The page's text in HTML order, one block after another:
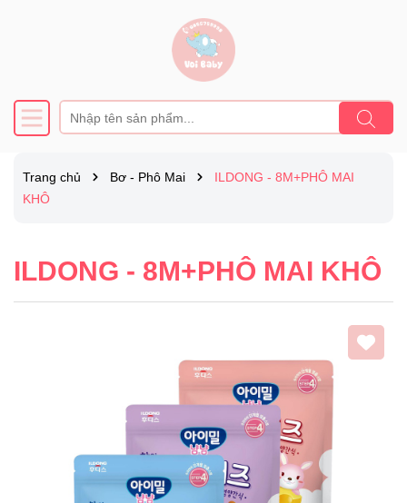
Trang chủ Bơ - Phô Mai
ILDONG - 8M+PHÔ MAI
KHÔ
ILDONG - 8M+PHÔ MAI KHÔ